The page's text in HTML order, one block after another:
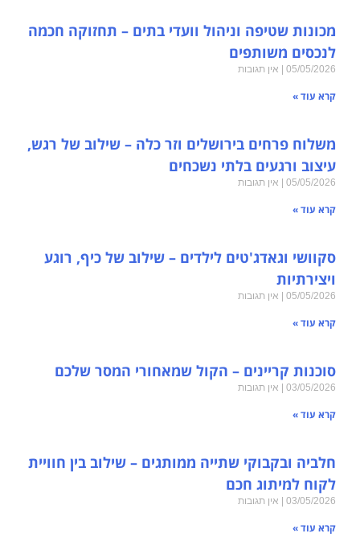
מכונות שטיפה וניהול וועדי בתים – תחזוקה חכמה
לנכסים משותפים
05/05/2026 אין תגובות
קרא עוד »
משלוח פרחים בירושלים וזר כלה – שילוב של רגש,
עיצוב ורגעים בלתי נשכחים
05/05/2026 אין תגובות
קרא עוד »
סקוושי וגאדג'טים לילדים – שילוב של כיף, רוגע
ויצירתיות
05/05/2026 אין תגובות
קרא עוד »
סוכנות קריינים – הקול שמאחורי המסר שלכם
03/05/2026 אין תגובות
קרא עוד »
חלביה ובקבוקי שתייה ממותגים – שילוב בין חוויית
לקוח למיתוג חכם
03/05/2026 אין תגובות
קרא עוד »